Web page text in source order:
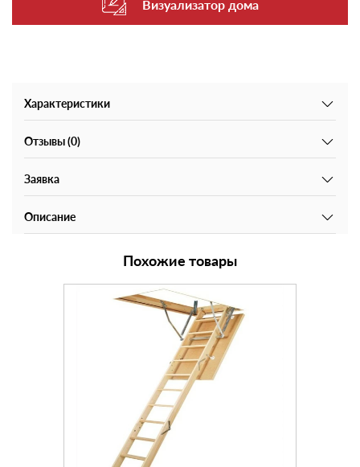
Визуализатор дома
Характеристики
Отзывы (0)
Заявка
Описание
Похожие товары